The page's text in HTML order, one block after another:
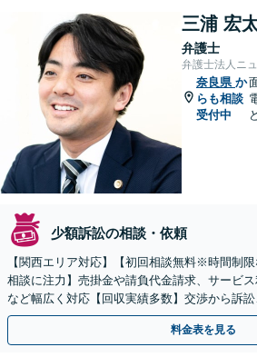
三浦 宏
弁護士
弁護士法人ニ
奈良県 か
らも相談
受付中
少額訴訟の相談・依頼
【関西エリア対応】【初回相談無料※時間制
相談に注力】売掛金や請負代金請求、サービ
など幅広く対応【回収実績多数】交渉から訴
応じて的確に対応します
料金表を見る